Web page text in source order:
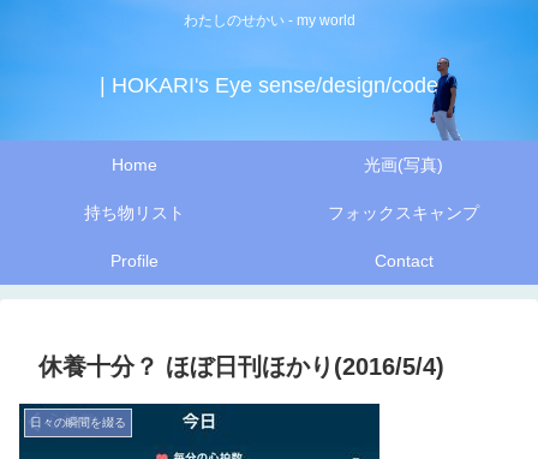
わたしのせかい - my world
| HOKARI's Eye sense/design/code
Home 光画(写真)
持ち物リスト フォックスキャンプ
Profile Contact
休養十分？ ほぼ日刊ほかり(2016/5/4)
日々の瞬間を綴る